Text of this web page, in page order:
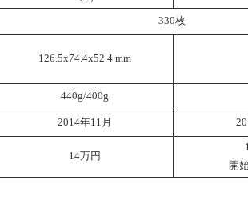
330枚
126.5x74.4x52.4 mm
440g/400g
2014年11月
14万円
開